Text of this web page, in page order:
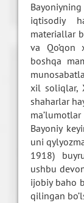
iqtisodiy
materiallar
va Qo’qon
boshqa
xil soliqlar,
shaharlar
Bayoniy
uni
1918)
ushbu
ijobiy baho
qilingan